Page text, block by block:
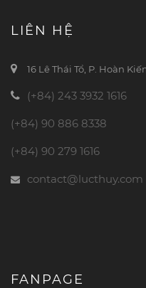
LIÊN HỆ
16 Lê Thái Tổ, P. Hoàn
(+84) 243 3932 1616
(+84) 90 886 8338
(+84) 90 279 1616
contact@lucthuy.com
FANPAGE